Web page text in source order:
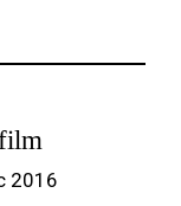
2016